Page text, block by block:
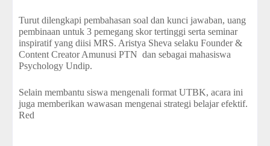
Turut dilengkapi pembahasan soal dan kunci jawaban, uang
pembinaan untuk 3 pemegang skor tertinggi serta seminar
inspiratif yang diisi MRS. Aristya Sheva selaku Founder &
Content Creator Amunusi PTN dan sebagai mahasiswa
Psychology Undip.
Selain membantu siswa mengenali format UTBK, acara ini
juga memberikan wawasan mengenai strategi belajar efektif.
Red